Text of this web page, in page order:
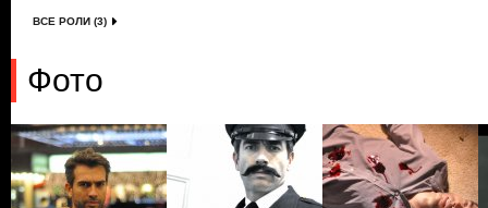
ВСЕ РОЛИ (3)
Фото